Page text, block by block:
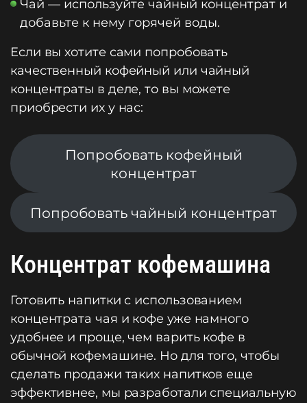
Чай — используйте чайный концентрат и
добавьте к нему горячей воды.
Если вы хотите сами попробовать
качественный кофейный или чайный
концентраты в деле, то вы можете
приобрести их у нас:
Попробовать кофейный
концентрат
Попробовать чайный концентрат
Концентрат кофемашина
Готовить напитки с использованием
концентрата чая и кофе уже намного
удобнее и проще, чем варить кофе в
обычной кофемашине. Но для того, чтобы
сделать продажи таких напитков еще
эффективнее, мы разработали специальную